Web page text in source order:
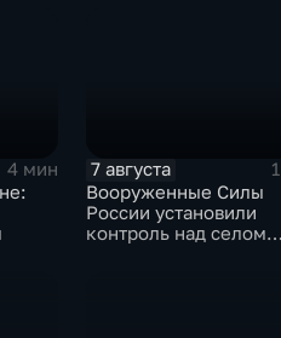
4 мин
7 августа
Вооруженные Силы
России установили
контроль над селом